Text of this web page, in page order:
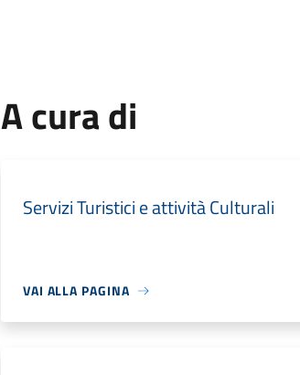
A cura di
Servizi Turistici e attività Culturali
VAI ALLA PAGINA